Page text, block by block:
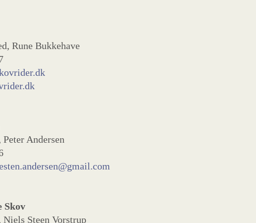
Rune Bukkehave
Andersen
Skov
Steen Vorstrup